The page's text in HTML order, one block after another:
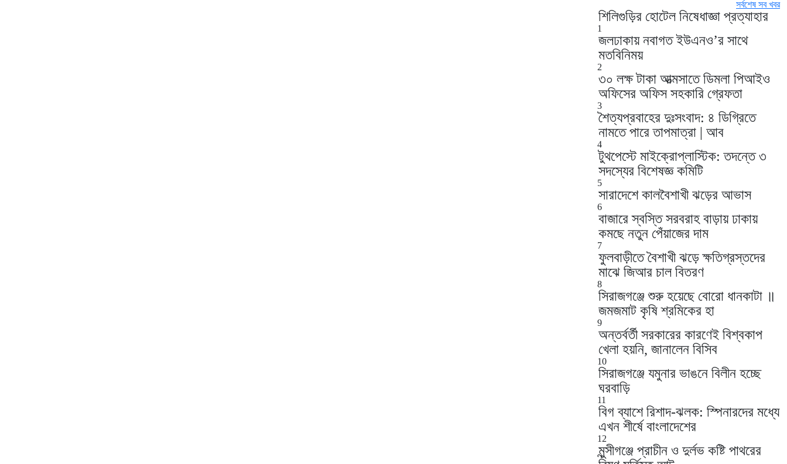
সর্বশেষ সব খবর
শিলিগুড়ির হোটেল নিষেধাজ্ঞা প্রত্যাহার
1
জলঢাকায় নবাগত ইউএনও’র সাথে
মতবিনিময়
2
৩০ লক্ষ টাকা আত্মসাতে ডিমলা পিআইও
অফিসের অফিস সহকারি গ্রেফতা
3
শৈত্যপ্রবাহের দুঃসংবাদ: ৪ ডিগ্রিতে
নামতে পারে তাপমাত্রা | আব
4
টুথপেস্টে মাইক্রোপ্লাস্টিক: তদন্তে ৩
সদস্যের বিশেষজ্ঞ কমিটি
5
সারাদেশে কালবৈশাখী ঝড়ের আভাস
6
বাজারে স্বস্তি সরবরাহ বাড়ায় ঢাকায়
কমছে নতুন পেঁয়াজের দাম
7
ফুলবাড়ীতে বৈশাখী ঝড়ে ক্ষতিগ্রস্তদের
মাঝে জিআর চাল বিতরণ
8
সিরাজগঞ্জে শুরু হয়েছে বোরো ধানকাটা ॥
জমজমাট কৃষি শ্রমিকের হা
9
অন্তর্বর্তী সরকারের কারণেই বিশ্বকাপ
খেলা হয়নি, জানালেন বিসিব
10
সিরাজগঞ্জে যমুনার ভাঙনে বিলীন হচ্ছে
ঘরবাড়ি
11
বিগ ব্যাশে রিশাদ-ঝলক: স্পিনারদের মধ্যে
এখন শীর্ষে বাংলাদেশের
12
মুন্সীগঞ্জে প্রাচীন ও দুর্লভ কষ্টি পাথরের